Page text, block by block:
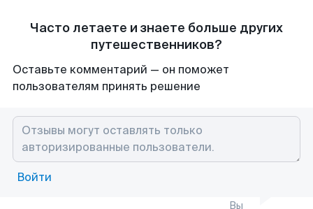
Часто летаете и знаете больше других
путешественников?
Оставьте комментарий — он поможет
пользователям принять решение
Войти
Вы